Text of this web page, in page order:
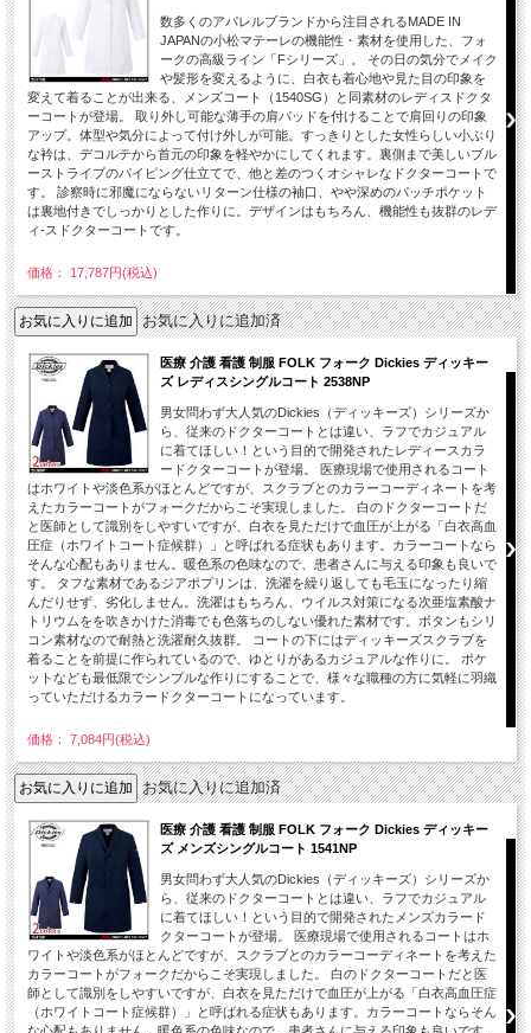
数多くのアパレルブランドから注目されるMADE IN
JAPANの小松マテーレの機能性・素材を使用した、フォ
ークの高級ライン「Fシリーズ」。 その日の気分でメイク
や髪形を変えるように、白衣も着心地や見た目の印象を
変えて着ることが出来る、メンズコート（1540SG）と同素材のレディスドクタ
ーコートが登場。 取り外し可能な薄手の肩パッドを付けることで肩回りの印象
アップ。体型や気分によって付け外しが可能。すっきりとした女性らしい小ぶり
な衿は、デコルテから首元の印象を軽やかにしてくれます。裏側まで美しいブル
ーストライプのパイピング仕立てで、他と差のつくオシャレなドクターコートで
す。 診察時に邪魔にならないリターン仕様の袖口、やや深めのパッチポケット
は裏地付きでしっかりとした作りに。デザインはもちろん、機能性も抜群のレデ
ィ-スドクターコートです。
価格： 17,787円(税込)
お気に入りに追加済
医療 介護 看護 制服 FOLK フォーク Dickies ディッキー
ズ レディスシングルコート 2538NP
男女問わず大人気のDickies（ディッキーズ）シリーズか
ら、従来のドクターコートとは違い、ラフでカジュアル
に着てほしい！という目的で開発されたレディースカラ
ードクターコートが登場。 医療現場で使用されるコート
はホワイトや淡色系がほとんどですが、スクラブとのカラーコーディネートを考
えたカラーコートがフォークだからこそ実現しました。 白のドクターコートだ
と医師として識別をしやすいですが、白衣を見ただけで血圧が上がる「白衣高血
圧症（ホワイトコート症候群）」と呼ばれる症状もあります。カラーコートなら
そんな心配もありません。暖色系の色味なので、患者さんに与える印象も良いで
す。 タフな素材であるジアポプリンは、洗濯を繰り返しても毛玉になったり縮
んだりせず、劣化しません。洗濯はもちろん、ウイルス対策になる次亜塩素酸ナ
トリウムをを吹きかけた消毒でも色落ちのしない優れた素材です。ボタンもシリ
コン素材なので耐熱と洗濯耐久抜群。 コートの下にはディッキーズスクラブを
着ることを前提に作られているので、ゆとりがあるカジュアルな作りに。 ポケ
ットなども最低限でシンプルな作りにすることで、様々な職種の方に気軽に羽織
っていただけるカラードクターコートになっています。
価格： 7,084円(税込)
お気に入りに追加済
医療 介護 看護 制服 FOLK フォーク Dickies ディッキー
ズ メンズシングルコート 1541NP
男女問わず大人気のDickies（ディッキーズ）シリーズか
ら、従来のドクターコートとは違い、ラフでカジュアル
に着てほしい！という目的で開発されたメンズカラード
クターコートが登場。 医療現場で使用されるコートはホ
ワイトや淡色系がほとんどですが、スクラブとのカラーコーディネートを考えた
カラーコートがフォークだからこそ実現しました。 白のドクターコートだと医
師として識別をしやすいですが、白衣を見ただけで血圧が上がる「白衣高血圧症
（ホワイトコート症候群）」と呼ばれる症状もあります。カラーコートならそん